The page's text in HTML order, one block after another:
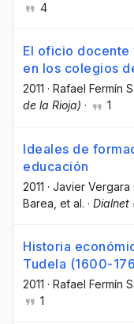
4
El oficio
en los colegios
2011 · Rafael Fermín
de la Rioja) · 1
Ideales de
educación
2011 · Javier Vergara
Barea , et al. · Dialnet
Historia
Tudela (1600-
2011 · Rafael Fermín
1